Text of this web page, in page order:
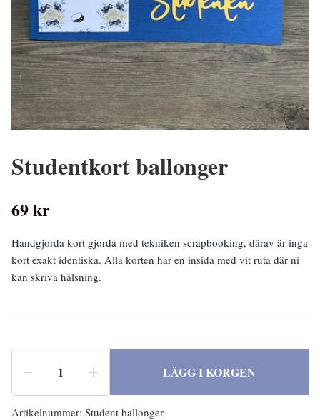
Studentkort ballonger
69 kr
Handgjorda kort gjorda med tekniken scrapbooking, därav är inga
kort exakt identiska. Alla korten har en insida med vit ruta där ni
kan skriva hälsning.
LÄGG I KORGEN
Artikelnummer: Student ballonger